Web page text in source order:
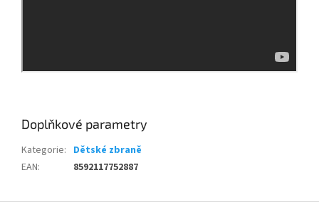
Doplňkové parametry
Kategorie: Dětské zbraně
EAN: 8592117752887